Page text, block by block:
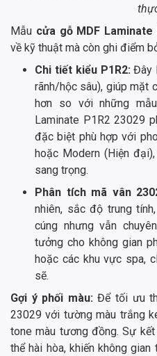
Mẫu cửa gỗ MDF Laminate
về kỹ thuật mà còn ghi điểm
Chi tiết kiểu P1R2:Đây
rãnh/hộc sâu), giúp mặt
hơn so với những
Laminate P1R2 23029
đặc biệt phù hợp với
hoặc Modern (Hiện
sang trọng.
Phân tích mã vân
nhiên, sắc độ trung
cúng nhưng vẫn
tưởng cho không gian
hoặc các khu vực spa,
sẽ.
Gợi ý phối màu:Để tối ưu
23029 với tường màu trắng
tone màu tương đồng. Sự
thể hài hòa, khiến không